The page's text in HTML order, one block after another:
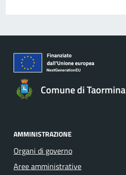
Comune di Taormina
AMMINISTRAZIONE
Organi di governo
Aree amministrative